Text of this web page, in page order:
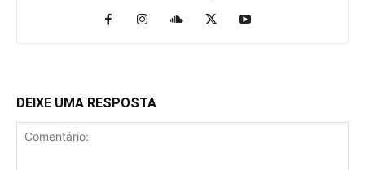
DEIXE UMA RESPOSTA